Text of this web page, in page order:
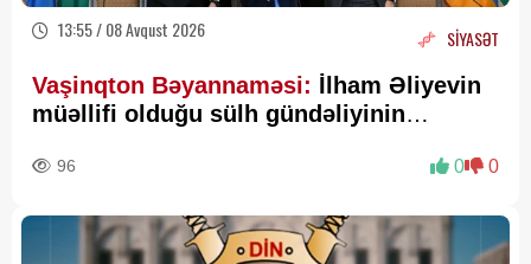
13:55 / 08 Avqust 2026 SİYASƏT
Vaşinqton Bəyannaməsi: İlham Əliyevin
müəllifi olduğu sülh gündəliyinin
96 0 0